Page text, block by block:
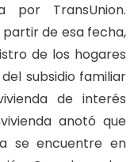
por TransUnion.
de esa fecha,
de los hogares
subsidio familiar
de interés
anotó que
se encuentre en